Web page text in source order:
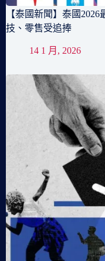
【泰國新聞】泰國
技、零售受追捧
14 1 月, 2026